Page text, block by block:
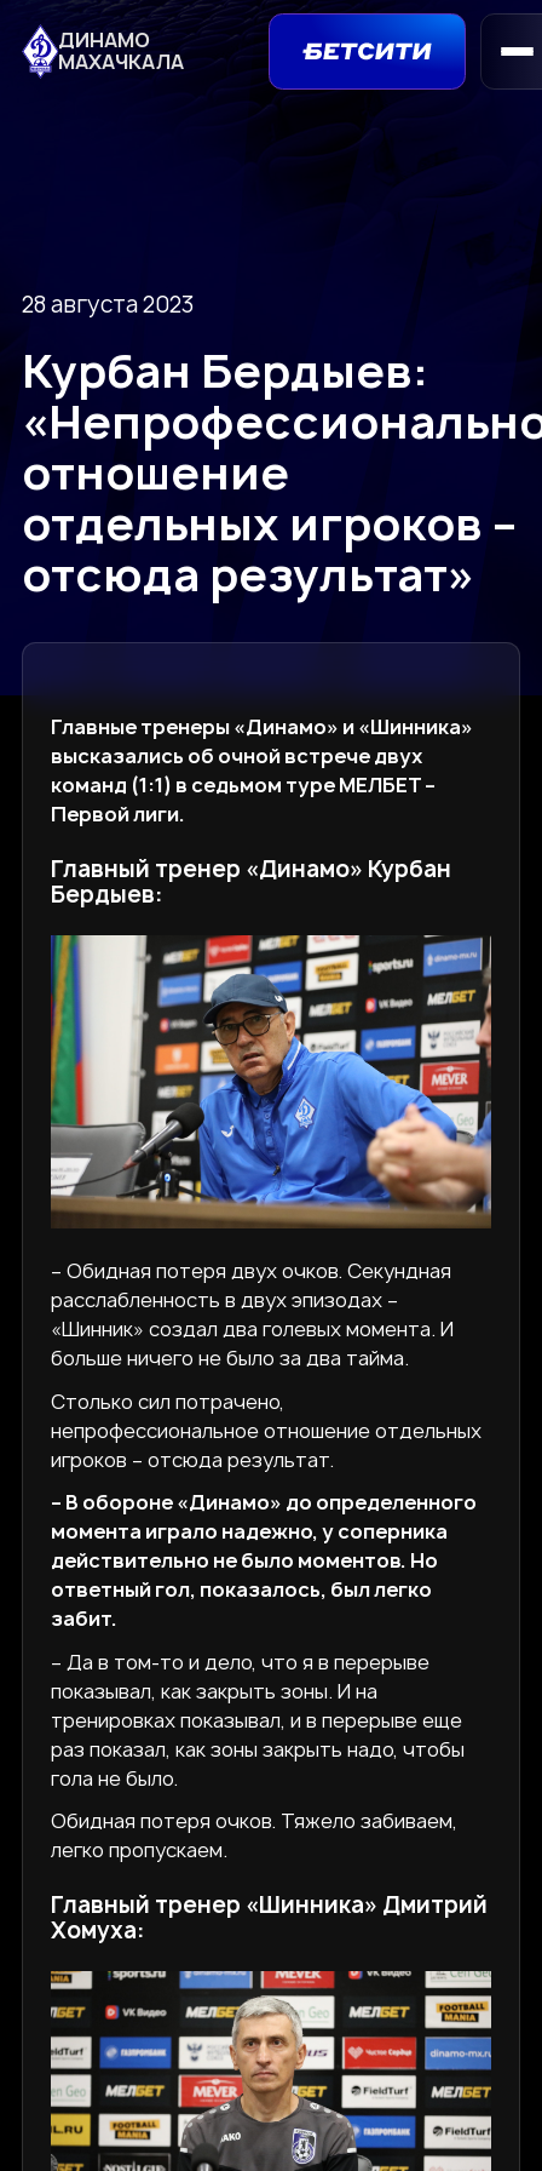
ДИНАМО
МАХАЧКАЛА
28 августа 2023
Курбан Бердыев:
отношение
отдельных игроков –
отсюда результат»
Главные тренеры «Динамо» и «Шинника»
высказались об очной встрече двух
команд (1:1) в седьмом туре МЕЛБЕТ –
Первой лиги.
Главный тренер «Динамо» Курбан
Бердыев:
– Обидная потеря двух очков. Секундная
расслабленность в двух эпизодах –
«Шинник» создал два голевых момента. И
больше ничего не было за два тайма.
Столько сил потрачено,
непрофессиональное отношение отдельных
игроков – отсюда результат.
– В обороне «Динамо» до определенного
момента играло надежно, у соперника
действительно не было моментов. Но
ответный гол, показалось, был легко
забит.
– Да в том-то и дело, что я в перерыве
показывал, как закрыть зоны. И на
тренировках показывал, и в перерыве еще
раз показал, как зоны закрыть надо, чтобы
гола не было.
Обидная потеря очков. Тяжело забиваем,
легко пропускаем.
Главный тренер «Шинника» Дмитрий
Хомуха: